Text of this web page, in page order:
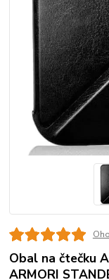
Obal na čtečku
ARMORI